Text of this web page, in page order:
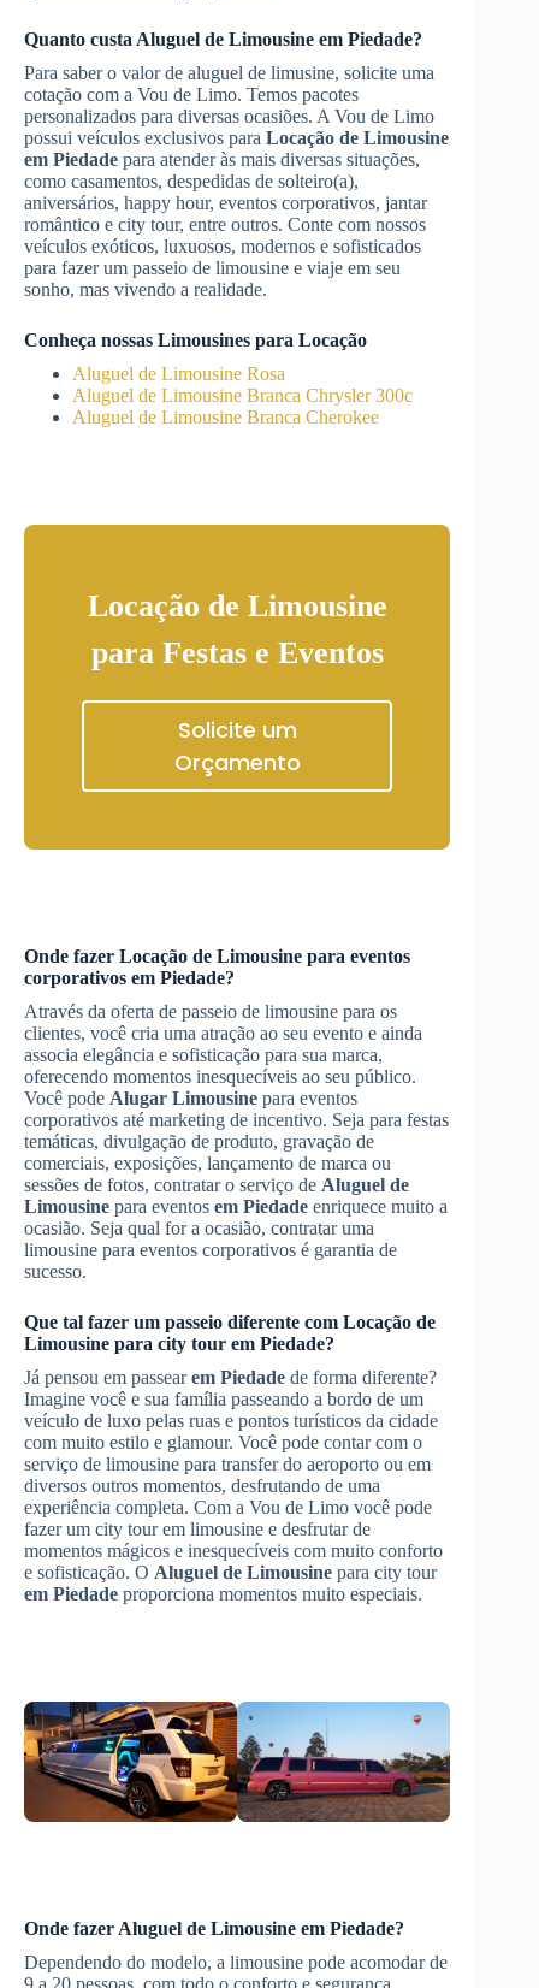
Quanto custa Aluguel de Limousine em Piedade?
Para saber o valor de aluguel de limusine, solicite uma
cotação com a Vou de Limo. Temos pacotes
personalizados para diversas ocasiões. A Vou de Limo
possui veículos exclusivos para Locação de Limousine
em Piedade para atender às mais diversas situações,
como casamentos, despedidas de solteiro(a),
aniversários, happy hour, eventos corporativos, jantar
romântico e city tour, entre outros. Conte com nossos
veículos exóticos, luxuosos, modernos e sofisticados
para fazer um passeio de limousine e viaje em seu
sonho, mas vivendo a realidade.
Conheça nossas Limousines para Locação
Aluguel de Limousine Rosa
Aluguel de Limousine Branca Chrysler 300c
Aluguel de Limousine Branca Cherokee
Locação de Limousine
para Festas e Eventos
Solicite um
Orçamento
Onde fazer Locação de Limousine para eventos
corporativos em Piedade?
Através da oferta de passeio de limousine para os
clientes, você cria uma atração ao seu evento e ainda
associa elegância e sofisticação para sua marca,
oferecendo momentos inesquecíveis ao seu público.
Você pode Alugar Limousine para eventos
corporativos até marketing de incentivo. Seja para festas
temáticas, divulgação de produto, gravação de
comerciais, exposições, lançamento de marca ou
sessões de fotos, contratar o serviço de Aluguel de
Limousine para eventos em Piedade enriquece muito a
ocasião. Seja qual for a ocasião, contratar uma
limousine para eventos corporativos é garantia de
sucesso.
Que tal fazer um passeio diferente com Locação de
Limousine para city tour em Piedade?
Já pensou em passearem Piedade de forma diferente?
Imagine você e sua família passeando a bordo de um
veículo de luxo pelas ruas e pontos turísticos da cidade
com muito estilo e glamour. Você pode contar com o
serviço de limousine para transfer do aeroporto ou em
diversos outros momentos, desfrutando de uma
experiência completa. Com a Vou de Limo você pode
fazer um city tour em limousine e desfrutar de
momentos mágicos e inesquecíveis com muito conforto
e sofisticação. O Aluguel de Limousine para city tour
em Piedade proporciona momentos muito especiais.
Onde fazer Aluguel de Limousine em Piedade?
Dependendo do modelo, a limousine pode acomodar de
9 a 20 pessoas, com todo o conforto e segurança,